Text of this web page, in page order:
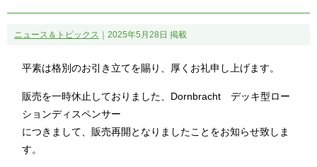
ニュース＆トピックス ｜2025年5月28日 掲載
平素は格別のお引き立てを賜り、厚くお礼申し上げます。
販売を一時休止しておりました、Dornbracht デッキ型ロー
ションディスペンサー
につきまして、販売再開となりましたことをお知らせ致しま
す。